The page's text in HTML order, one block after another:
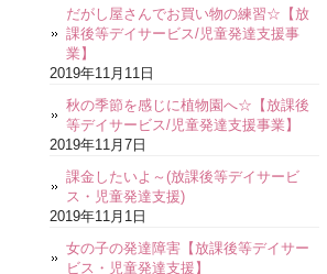
だがし屋さんでお買い物の練習☆【放
課後等デイサービス/児童発達支援事
業】
2019年11月11日
秋の季節を感じに植物園へ☆【放課後
等デイサービス/児童発達支援事業】
2019年11月7日
課金したいよ～(放課後等デイサービ
ス・児童発達支援)
2019年11月1日
女の子の発達障害【放課後等デイサー
ビス・児童発達支援】